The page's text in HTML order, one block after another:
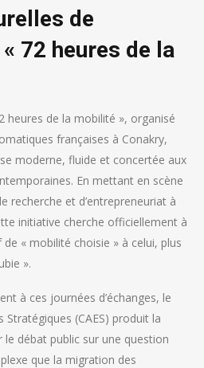
de
72 heures de la
heures de la mobilité », organisé
françaises à Conakry,
moderne, fluide et concertée aux
En mettant en scène
recherche et d’entrepreneuriat à
initiative cherche officiellement à
« mobilité choisie » à celui, plus
».
à ces journées d’échanges, le
Stratégiques (CAES) produit la
le débat public sur une question
que la migration des